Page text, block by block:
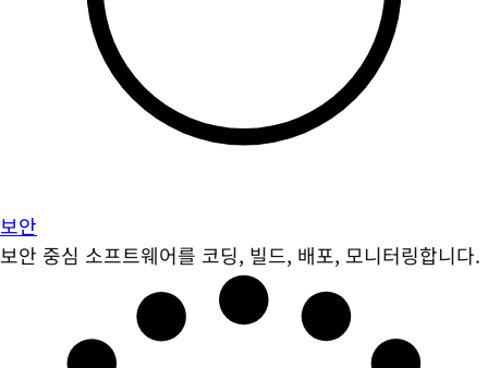
보안
보안 중심 소프트웨어를 코딩, 빌드, 배포, 모니터링합니다.